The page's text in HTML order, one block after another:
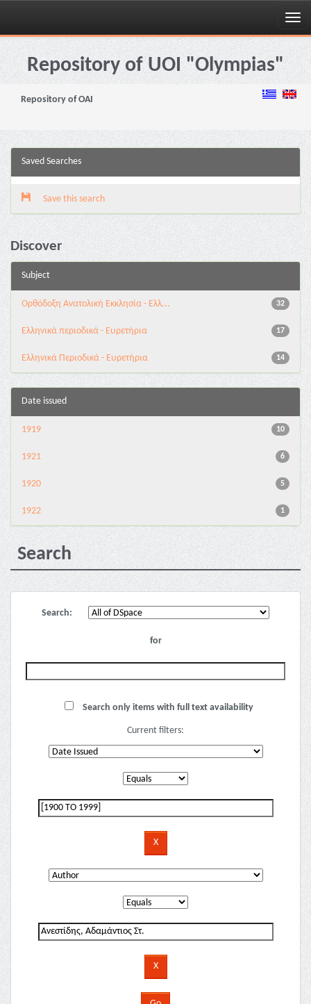
Skip
navigationRepository of UOI "Olympias"
Repository of OAI
Saved Searches
Save this search
Discover
Subject
32
Ορθόδοξη Ανατολική Εκκλησία - Ελλ...
17
Ελληνικά περιοδικά - Ευρετήρια
14
Ελληνικά Περιοδικά - Ευρετήρια
Date issued
10
1919
6
1921
5
1920
1
1922
Search
Search:
for
Search only items with full text availability
Current filters: